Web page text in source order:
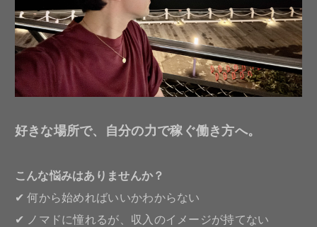
好きな場所で、自分の力で稼ぐ働き方へ。
こんな悩みはありませんか？
✔ 何から始めればいいかわからない
✔ ノマドに憧れるが、収入のイメージが持てない